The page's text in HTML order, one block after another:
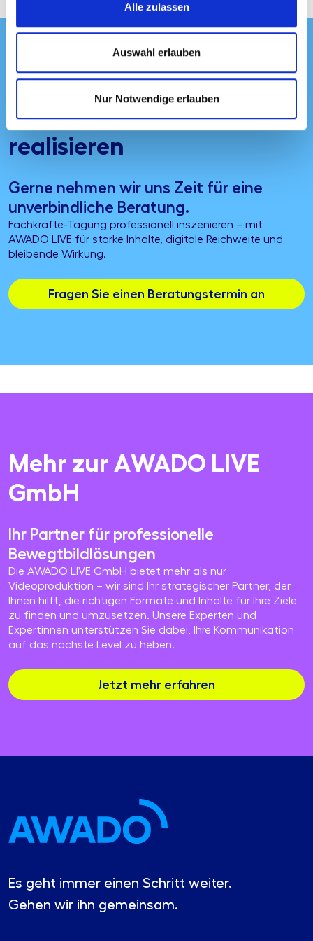
Alle zulassen
Auswahl erlauben
Nur Notwendige erlauben
Jetzt Fachkräfte-Tagung
mit AWADO LIVE
realisieren
Gerne nehmen wir uns Zeit für eine
unverbindliche Beratung.
Fachkräfte-Tagung professionell inszenieren – mit
AWADO LIVE für starke Inhalte, digitale Reichweite und
bleibende Wirkung.
Fragen Sie einen Beratungstermin an
Mehr zur AWADO LIVE
GmbH
Ihr Partner für professionelle
Bewegtbildlösungen
Die AWADO LIVE GmbH bietet mehr als nur
Videoproduktion – wir sind Ihr strategischer Partner, der
Ihnen hilft, die richtigen Formate und Inhalte für Ihre Ziele
zu finden und umzusetzen. Unsere Experten und
Expertinnen unterstützen Sie dabei, Ihre Kommunikation
auf das nächste Level zu heben.
Jetzt mehr erfahren
Es geht immer einen Schritt weiter.
Gehen wir ihn gemeinsam.